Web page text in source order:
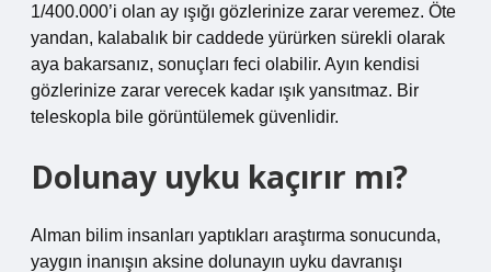
1/400.000’i olan ay ışığı gözlerinize zarar veremez. Öte
yandan, kalabalık bir caddede yürürken sürekli olarak
aya bakarsanız, sonuçları feci olabilir. Ayın kendisi
gözlerinize zarar verecek kadar ışık yansıtmaz. Bir
teleskopla bile görüntülemek güvenlidir.
Dolunay uyku kaçırır mı?
Alman bilim insanları yaptıkları araştırma sonucunda,
yaygın inanışın aksine dolunayın uyku davranışı